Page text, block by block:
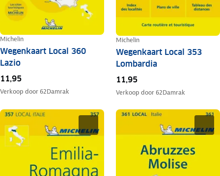
Michelin
Wegenkaart Local 360
Lazio
11,95
Verkoop door 62Damrak
Michelin
Wegenkaart Local 353
Lombardia
11,95
Verkoop door 62Damrak